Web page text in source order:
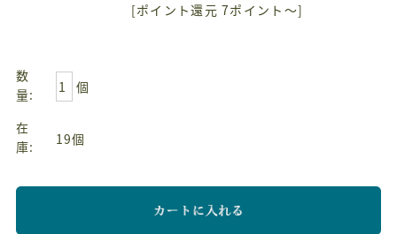
[ポイント還元 7ポイント～]
数
量:
個
在
庫:
19個